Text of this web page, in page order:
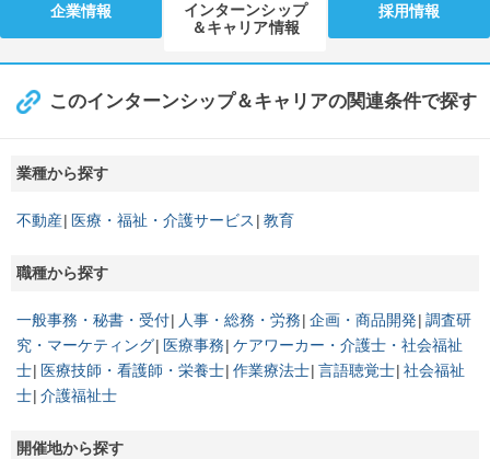
企業情報
インターンシップ
＆キャリア情報
採用情報
このインターンシップ＆キャリアの関連条件で探す
業種から探す
不動産 医療・福祉・介護サービス 教育
職種から探す
一般事務・秘書・受付 人事・総務・労務 企画・商品開発 調査研
究・マーケティング
医療事務 ケアワーカー・介護士・社会福祉
士
医療技師・看護師・栄養士 作業療法士 言語聴覚士 社会福祉
士 介護福祉士
開催地から探す